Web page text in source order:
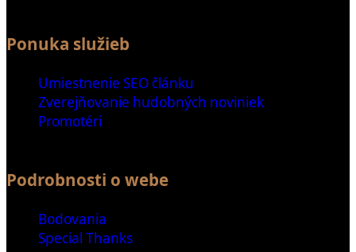
Ponuka služieb
Umiestnenie SEO článku
Zverejňovanie hudobných noviniek
Promotéri
Podrobnosti o webe
Bodovania
Special Thanks